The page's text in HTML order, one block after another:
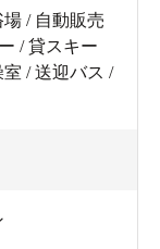
場 / 自動販売
/ 貸スキー
/ 送迎バス /